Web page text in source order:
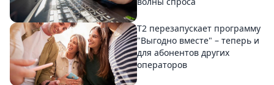
Т2 перезапускает программу
"Выгодно вместе" – теперь и
для абонентов других
операторов